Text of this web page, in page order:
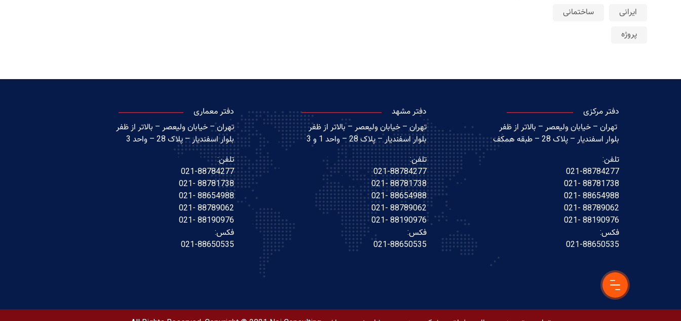
ایرانی
ساختمانی
پروژه
دفتر مرکزی
تهران – خیابان ولیعصر – بالاتر از ظفر
بلوار اسفندیار – پلاک 28 – طبقه همکف
تلفن:
021-88784277
88781738 -021
88654988 -021
88789062 -021
88190976 -021
فکس:
021-88650535
دفتر مشهد
تهران – خیابان ولیعصر – بالاتر از ظفر
بلوار اسفندیار – پلاک 28 – واحد 1 و 3
تلفن:
021-88784277
88781738 -021
88654988 -021
88789062 -021
88190976 -021
فکس:
021-88650535
دفتر معماری
تهران – خیابان ولیعصر – بالاتر از ظفر
بلوار اسفندیار – پلاک 28 – واحد 3
تلفن:
021-88784277
88781738 -021
88654988 -021
88789062 -021
88190976 -021
فکس:
021-88650535